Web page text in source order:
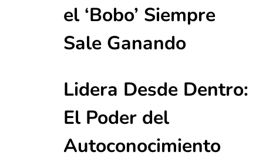
el ‘Bobo’ Siempre
Sale Ganando
Lidera Desde Dentro:
El Poder del
Autoconocimiento